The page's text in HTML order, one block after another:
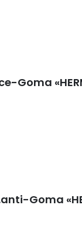
Goma
Goma